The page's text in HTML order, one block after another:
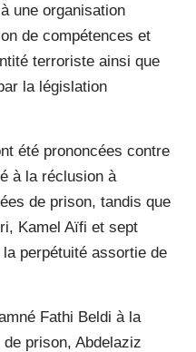
une organisation
de compétences et
terroriste ainsi que
la législation
été prononcées contre
à la réclusion à
de prison, tandis que
Kamel Aïfi et sept
perpétuité assortie de
Fathi Beldi à la
prison, Abdelaziz